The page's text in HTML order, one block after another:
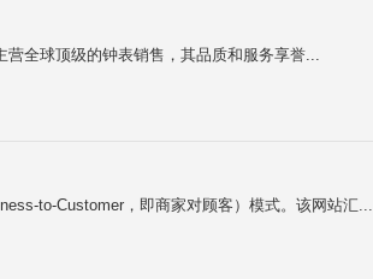
全球顶级的钟表销售，其品质和服务享誉...
to-Customer，即商家对顾客）模式。该网站汇...